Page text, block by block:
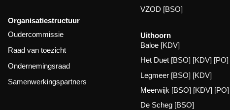
Organisatiestructuur
Oudercommissie
Raad van toezicht
Ondernemingsraad
Samenwerkingspartners
VZOD [BSO]
Uithoorn
Baloe[KDV]
Het Duet[BSO] [KDV] [PO]
Legmeer[BSO] [KDV]
Meerwijk [BSO] [KDV] [PO]
De Scheg[BSO]